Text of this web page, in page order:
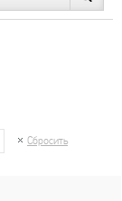
Сбросить